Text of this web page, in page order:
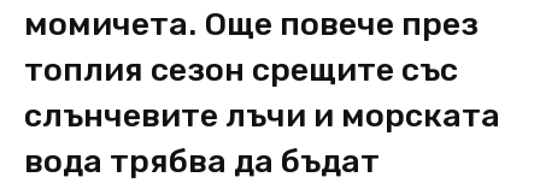
момичета. Още повече през
топлия сезон срещите със
слънчевите лъчи и морската
вода трябва да бъдат